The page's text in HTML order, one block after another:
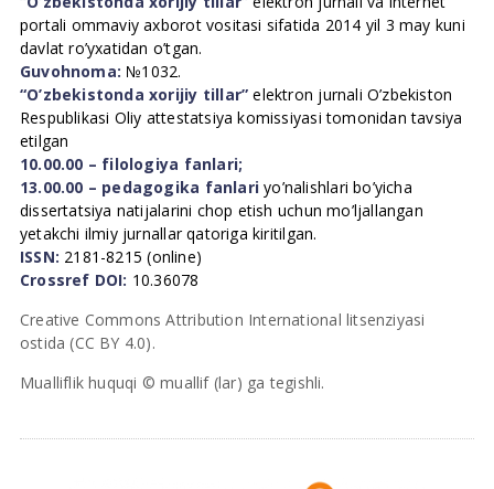
portali ommaviy axborot vositasi sifatida 2014 yil 3 may kuni
davlat ro’yxatidan o’tgan.
Guvohnoma: №1032.
“O’zbekistonda xorijiy tillar” elektron jurnali O’zbekiston
Respublikasi Oliy attestatsiya komissiyasi tomonidan tavsiya
etilgan
10.00.00 – filologiya fanlari;
13.00.00 – pedagogika fanlari yo’nalishlari bo’yicha
dissertatsiya natijalarini chop etish uchun mo’ljallangan
yetakchi ilmiy jurnallar qatoriga kiritilgan.
ISSN: 2181-8215 (online)
Crossref DOI: 10.36078
Creative Commons Attribution International litsenziyasi
ostida (CC BY 4.0).
Mualliflik huquqi © muallif (lar) ga tegishli.